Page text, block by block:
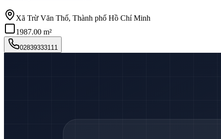
Xã Trừ Văn Thố, Thành phố Hồ Chí Minh
1987.00 m²
02839333111